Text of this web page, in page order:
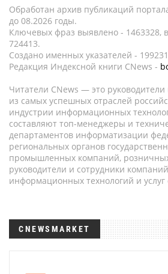
Обработан архив публикаций
до 08.2026 годы.
Ключевых фраз выявлено - 1463328,
724413.
Создано именных указателей -
Редакция Индексной книги CNews -
Читатели CNews — это
из самых успешных отраслей
индустрии информационных
составляют топ-менеджеры и
департаментов информатизации
региональных органов
промышленных компаний,
руководители и сотрудники
информационных технологий и услуг
CNEWSMARKET